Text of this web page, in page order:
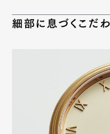
細部に息づくこだ